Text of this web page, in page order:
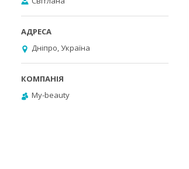
Дніпро, Україна
My-beauty